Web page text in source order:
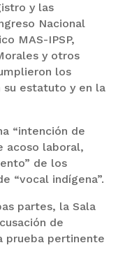
y las
Nacional
MAS-IPSP,
y otros
los
su estatuto y en la
“intención de
acoso laboral,
de los
“vocal indígena”.
partes, la Sala
de
prueba pertinente